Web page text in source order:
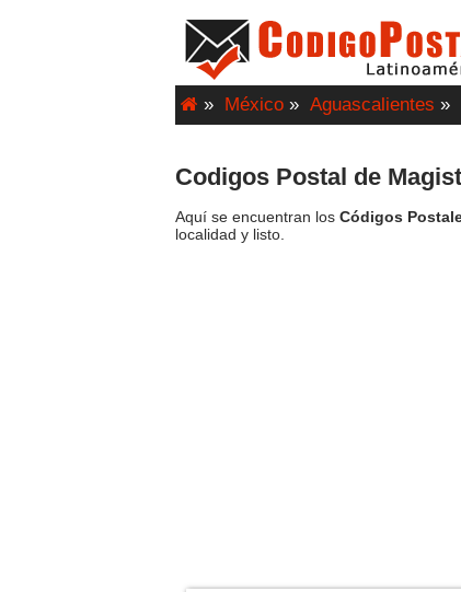
» México » Aguascalientes »
Codigos Postal de
Aquí se encuentran los Códigos
localidad y listo.